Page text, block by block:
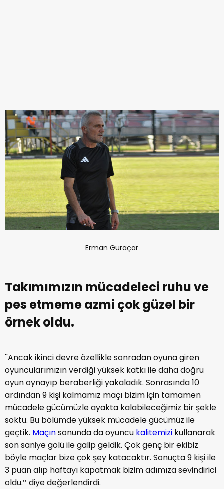
Erman Güraçar
Takımımızın mücadeleci ruhu ve
pes etmeme azmi çok güzel bir
örnek oldu.
''Ancak ikinci devre özellikle sonradan oyuna giren
oyuncularımızın verdiği yüksek katkı ile daha doğru
oyun oynayıp beraberliği yakaladık. Sonrasında 10
ardından 9 kişi kalmamız maçı bizim için tamamen
mücadele gücümüzle ayakta kalabileceğimiz bir şekle
soktu. Bu bölümde yüksek mücadele gücümüz ile
geçtik. Maçınsonunda da oyuncu kalitemizi kullanarak
son saniye golü ile galip geldik. Çok genç bir ekibiz
böyle maçlar bize çok şey katacaktır. Sonuçta 9 kişi ile
3 puan alıp haftayı kapatmak bizim adımıza sevindirici
oldu.’’ diye değerlendirdi.